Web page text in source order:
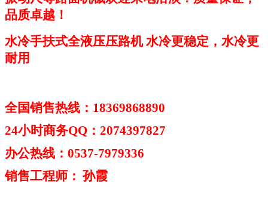
品质卓越！
水冷手扶式全液压压路机 水冷更稳定，水冷更
耐用
全国销售热线： 18369868890
24小时商务QQ ： 2074397827
办公热线： 0537-7979336
销售工程师： 孙霞